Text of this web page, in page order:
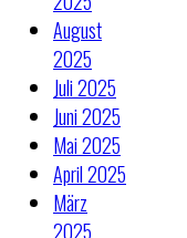
August
2025
Juli 2025
Juni 2025
Mai 2025
April 2025
März
2025